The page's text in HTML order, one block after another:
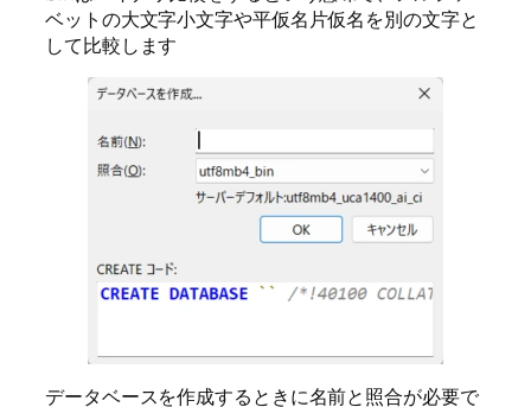
ベットの大文字小文字や平仮名片仮名を別の文字と
して比較します
データベースを作成するときに名前と照合が必要で